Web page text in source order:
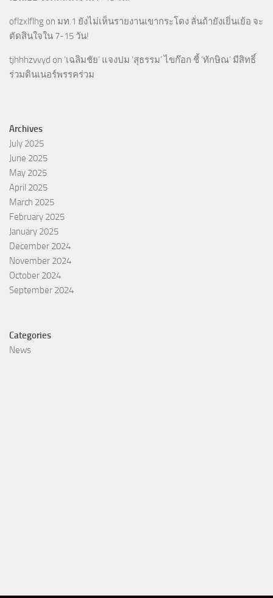
oflzxlflhg on มท.1 ยังไม่เห็นรายงานเขากระโดง ลั่นถ้ายังเยิ่นเย้อ จะ
ตัดสินใจใน 7-15 วัน!
tjhhhzvvyd on ‘เฉลิมชัย’ แจงปม ‘สุธรรม’ ไขก๊อก ชี้ ‘ทักษิณ’ มีสิทธิ์
ร่วมดินเนอร์พรรคร่วม
Archives
July 2025
June 2025
May 2025
April 2025
March 2025
February 2025
January 2025
December 2024
November 2024
October 2024
September 2024
Categories
News